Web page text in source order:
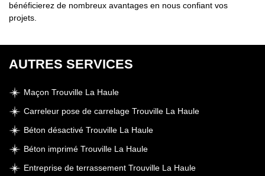
bénéficierez de nombreux avantages en nous confiant vos
projets.
AUTRES SERVICES
Maçon Trouville La Haule
Carreleur pose de carrelage Trouville La Haule
Béton désactivé Trouville La Haule
Béton imprimé Trouville La Haule
Entreprise de terrassement Trouville La Haule